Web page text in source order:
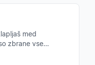
med
zbrane vse